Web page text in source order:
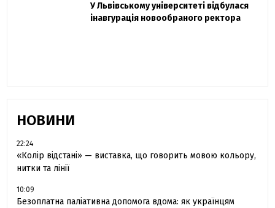
Павло Дак
Захисник "Азовсталі" Діанов вдруге
одружився та показав фото з весілля
У Львівському університеті відбулася
інавгурація новообраного ректора
НОВИНИ
22:24
«Колір відстані» — виставка, що говорить мовою кольору,
нитки та лінії
10:09
Безоплатна паліативна допомога вдома: як українцям